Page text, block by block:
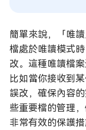
簡單來說，「唯
檔處於唯讀模式
改。這種唯讀檔
比如當你接收到
誤改，確保內容
些重要檔的管理
非常有效的保護